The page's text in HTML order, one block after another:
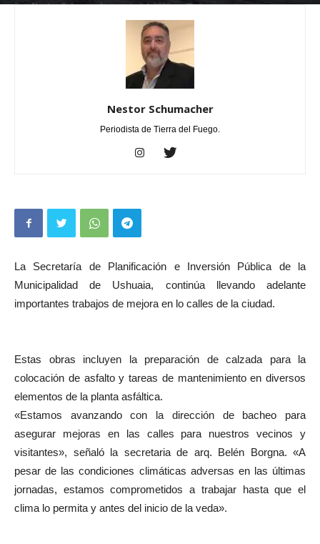
Por Nestor Schumacher - abril 4, 2025 0
Nestor Schumacher
Periodista de Tierra del Fuego.
La Secretaría de Planificación e Inversión Pública de la
Municipalidad de Ushuaia, continúa llevando adelante
importantes trabajos de mejora en lo calles de la ciudad.
Estas obras incluyen la preparación de calzada para la
colocación de asfalto y tareas de mantenimiento en diversos
elementos de la planta asfáltica.
«Estamos avanzando con la dirección de bacheo para
asegurar mejoras en las calles para nuestros vecinos y
visitantes», señaló la secretaria de arq. Belén Borgna. «A
pesar de las condiciones climáticas adversas en las últimas
jornadas, estamos comprometidos a trabajar hasta que el
clima lo permita y antes del inicio de la veda».